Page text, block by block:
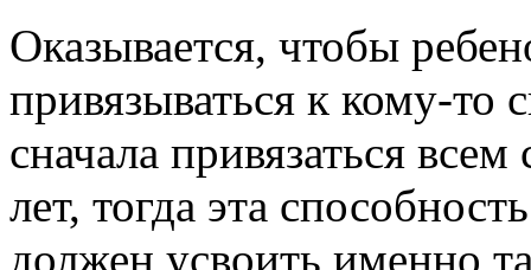
Оказывается, чтобы
привязываться к кому-то
сначала привязаться
лет, тогда эта
должен усвоить именно